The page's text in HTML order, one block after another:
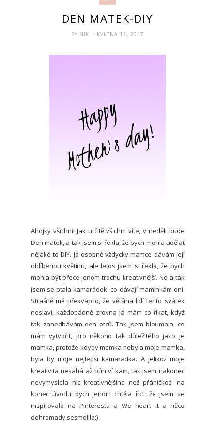
DEN MATEK-DIY
BY NIKI- KVĚTNA 12, 2017
Ahojky všichni! Jak určitě všichni víte, v neděli bude
Den matek, a tak jsem si řekla, že bych mohla udělat
nějaké to DIY. Já osobně vždycky mamce dávám její
oblíbenou květinu, ale letos jsem si řekla, že bych
mohla být přece jenom trochu kreativnější. No a tak
jsem se ptala kamarádek, co dávají maminkám oni.
Strašně mě překvapilo, že většina lidí tento svátek
neslaví, každopádně zrovna já mám co říkat, když
tak zanedbávám den otců. Tak jsem bloumala, co
mám vytvořit, pro někoho tak důležitého jako je
mamka, protože kdyby mamka nebyla moje mamka,
byla by moje nejlepší kamarádka. A jelikož moje
kreativita nesahá až bůh ví kam, tak jsem nakonec
nevymyslela nic kreativnějšího než přáníčko:). na
konec úvodu bych jenom chtěla říct, že jsem se
inspirovala na Pinterestu a We heart it a něco
dohromady sesmolila:)